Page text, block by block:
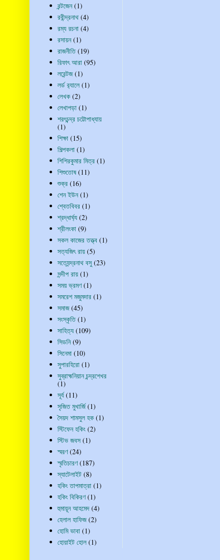
রন্টজেন (1)
রবীন্দ্রনাথ (4)
রম্য রচনা (4)
রসায়ন (1)
রাজনীতি (19)
রিফাৎ আরা (95)
লরেন্টজ (1)
লর্ড র‍্যালে (1)
লেখক (2)
লেখাপড়া (1)
শরৎচন্দ্র চট্টোপাধ্যায়
(1)
শিক্ষা (15)
শিল্পকলা (1)
শিশিরকুমার মিত্র (1)
শিশুতোষ (11)
শুক্র (16)
শেন ইউন (1)
শ্বেতবিবর (1)
শ্রদ্ধার্ঘ্য (2)
শ্রীলংকা (9)
সকল কাজের তত্ত্ব (1)
সত্যজিৎ রায় (5)
সত্যেন্দ্রনাথ বসু (23)
সন্দীপ রায় (1)
সময় ভ্রমণ (1)
সমরেশ মজুমদার (1)
সমাজ (45)
সংস্কৃতি (1)
সাহিত্য (109)
সিডনি (9)
সিনেমা (10)
সুপারহিরো (1)
সুব্রাহ্মনিয়ান চন্দ্রশেখর
(1)
সূর্য (11)
সৃজিত মুখার্জি (1)
সৈয়দ শামসুল হক (1)
স্টিফেন হকিং (2)
স্টিভ জবস (1)
স্মরণ (24)
স্মৃতিচারণ (187)
স্যাটেলাইট (8)
হকিং তাপমাত্রা (1)
হকিং বিকিরণ (1)
হুমায়ূন আহমেদ (4)
হেলাল হাফিজ (2)
হোমি ভাবা (1)
হোয়াইট হোল (1)